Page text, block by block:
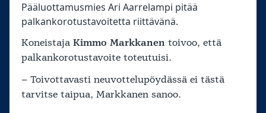
Pääluottamusmies Ari Aarrelampi pitää
palkankorotustavoitetta riittävänä.
Koneistaja Kimmo Markkanen toivoo, että
palkankorotustavoite toteutuisi.
– Toivottavasti neuvottelupöydässä ei tästä
tarvitse taipua, Markkanen sanoo.